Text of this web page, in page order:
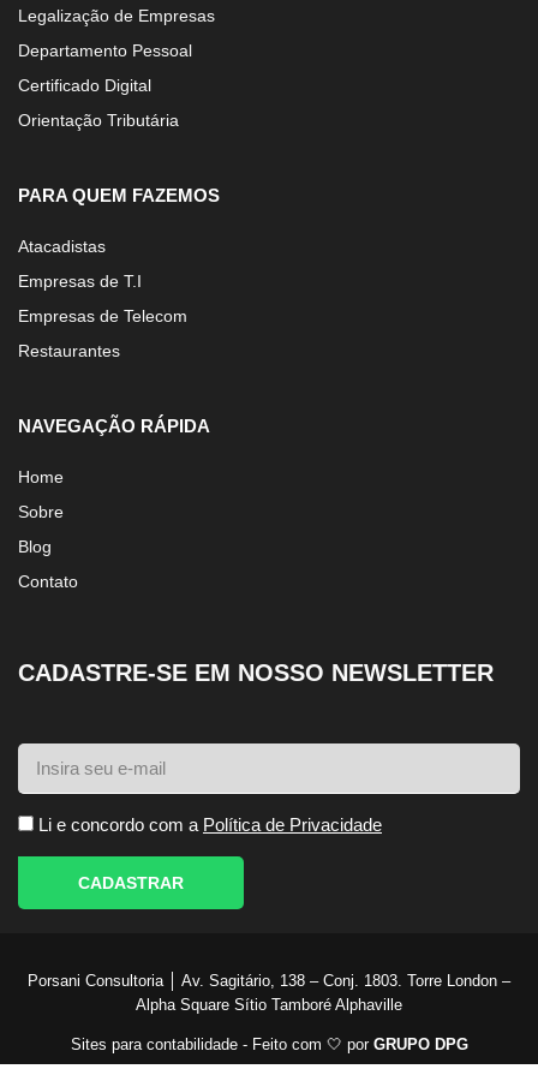
Legalização de Empresas
Departamento Pessoal
Certificado Digital
Orientação Tributária
PARA QUEM FAZEMOS
Atacadistas
Empresas de T.I
Empresas de Telecom
Restaurantes
NAVEGAÇÃO RÁPIDA
Home
Sobre
Blog
Contato
CADASTRE-SE EM NOSSO NEWSLETTER
Li e concordo com a Política de Privacidade
CADASTRAR
Porsani Consultoria │ Av. Sagitário, 138 – Conj. 1803. Torre London –
Alpha Square Sítio Tamboré Alphaville
Sites para contabilidade - Feito com 🤍 por GRUPO DPG